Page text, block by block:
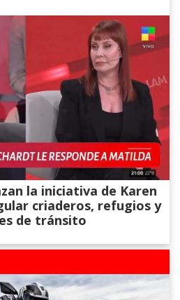
la iniciativa de Karen
criaderos, refugios y
de tránsito